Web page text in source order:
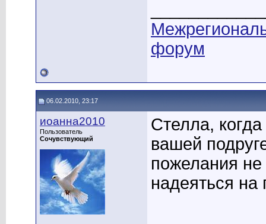
форум
06.02.2010, 23:17
иоанна2010
Пользователь
Сочувствующий
Стелла,
вашей
пожелания не
надеяться